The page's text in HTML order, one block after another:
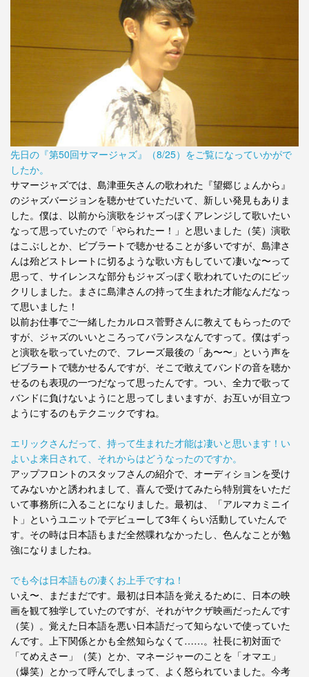
先日の『第50回サマージャズ』（8/25）をご覧になっていかがで
したか。
サマージャズでは、島津亜矢さんの歌われた『望郷じょんから』
のジャズバージョンを聴かせていただいて、新しい発見もありま
した。僕は、以前から演歌をジャズっぽくアレンジして歌いたい
なって思っていたので「やられたー！」と思いました（笑）演歌
はこぶしとか、ビブラートで聴かせることが多いですが、島津さ
んは殆どストレートに切るような歌い方もしていて凄いな〜って
思って、サイレンスな部分もジャズっぽく歌われていたのにビッ
クリしました。まさに島津さんの持って生まれた才能なんだなっ
て思いました！
以前お仕事でご一緒したカルロス菅野さんに教えてもらったので
すが、ジャズのいいところってバランスなんですって。僕はずっ
と演歌を歌っていたので、フレーズ最後の「あ〜〜」という声を
ビブラートで聴かせるんですが、そこで敢えてバンドの音を聴か
せるのも表現の一つだなって思ったんです。つい、全力で歌って
バンドに負けないようにと思ってしまいますが、お互いが目立つ
ようにするのもテクニックですね。
エリックさんだって、持って生まれた才能は凄いと思います！い
よいよ来日されて、それからはどうなったのですか。
アップフロントのスタッフさんの紹介で、オーディションを受け
てみないかと誘われまして、喜んで受けてみたら特別賞をいただ
いて事務所に入ることになりました。最初は、「アルマカミニイ
ト」というユニットでデビューして3年くらい活動していたんで
す。その時は日本語もまだ全然喋れなかったし、色んなことが勉
強になりましたね。
でも今は日本語もの凄くお上手ですね！
いえ〜、まだまだです。最初は日本語を覚えるために、日本の映
画を観て独学していたのですが、それがヤクザ映画だったんです
（笑）。覚えた日本語を悪い日本語だって知らないで使っていた
んです。上下関係とかも全然知らなくて……。社長に初対面で
「てめえさー」（笑）とか、マネージャーのことを「オマエ」
（爆笑）とかって呼んでしまって、よく怒られていました。今考